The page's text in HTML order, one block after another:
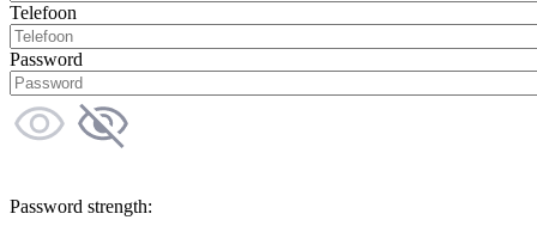
Telefoon
Password
Password strength: